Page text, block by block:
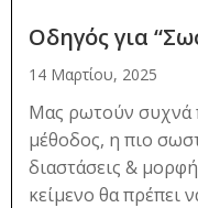
Οδηγός για
14 Μαρτίου, 2025
Μας ρωτούν συχνά
μέθοδος, η πιο
διαστάσεις &
κείμενο θα πρέπει